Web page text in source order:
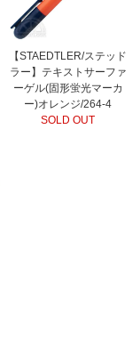
【STAEDTLER/ステッド
ラー】テキストサーファ
ーゲル(固形蛍光マーカ
ー)オレンジ/264-4
SOLD OUT